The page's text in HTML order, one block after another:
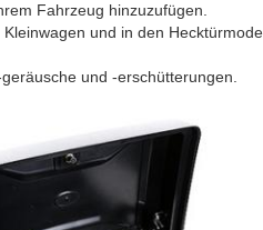
Fahrzeug hinzuzufügen.
und in den
und -erschütterungen.